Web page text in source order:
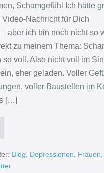
Schamgefühl Ich hätte
Video-Nachricht für Dich
aber ich bin noch nicht so
zu meinem Thema:
so voll. Also nicht voll im
eher geladen. Voller
voller Baustellen im
[…]
Blog Depressionen Frauen